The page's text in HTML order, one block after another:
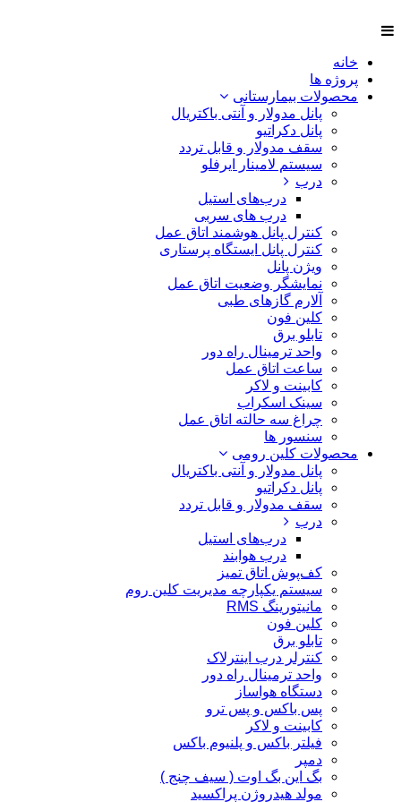
خانه
پروژه ها
محصولات بیمارستانی
پانل مدولار و آنتی باکتریال
پانل دکراتیو
سقف مدولار و قابل تردد
سیستم لامینار ایرفلو
درب
درب‌های استیل
درب های سربی
کنترل پانل هوشمند اتاق عمل
کنترل پانل ایستگاه پرستاری
ویژن پانل
نمایشگر وضعیت اتاق عمل
آلارم گازهای طبی
کلین فون
تابلو برق
واحد ترمینال راه دور
ساعت اتاق عمل
کابینت و لاکر
سینک اسکراب
چراغ سه حالته اتاق عمل
سنسور ها
محصولات کلین رومی
پانل مدولار و آنتی باکتریال
پانل دکراتیو
سقف مدولار و قابل تردد
درب
درب‌های استیل
درب هوابند
کف‌پوش اتاق تمیز
سیستم یکپارچه مدیریت کلین روم
مانیتورینگ RMS
کلین فون
تابلو برق
کنترلر درب اینترلاک
واحد ترمینال راه دور
دستگاه هواساز
پس باکس و پس ترو
کابینت و لاکر
فیلتر باکس و پلنیوم باکس
دمپر
بگ این بگ اوت ( سیف چنج )
مولد هیدروژن پراکسید